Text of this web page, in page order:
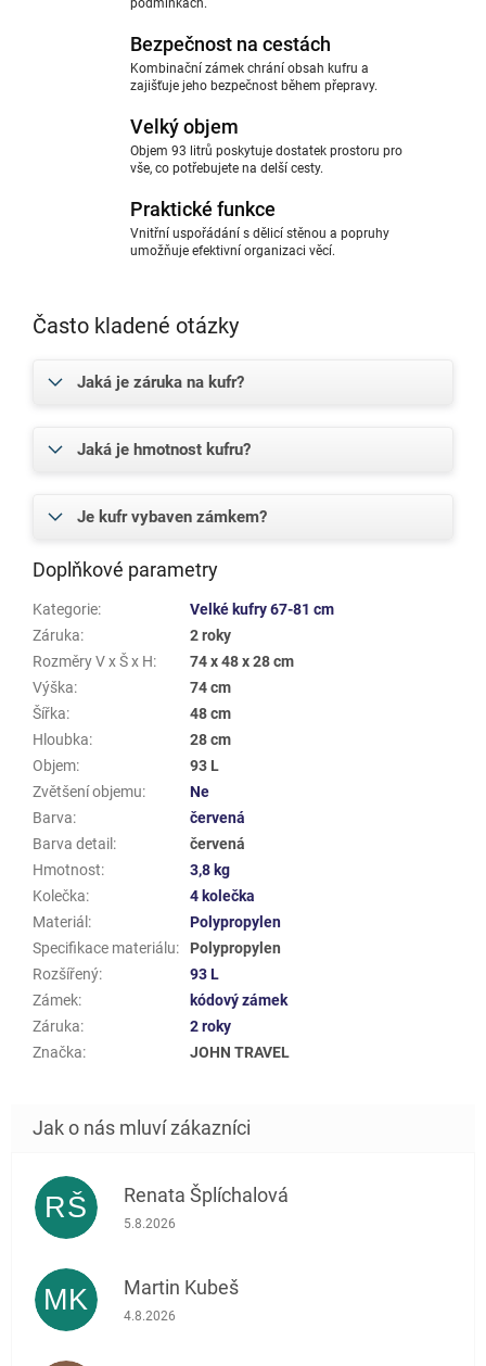
Bezpečnost na cestách
Kombinační zámek chrání obsah kufru a
zajišťuje jeho bezpečnost během přepravy.
Velký objem
Objem 93 litrů poskytuje dostatek prostoru pro
vše, co potřebujete na delší cesty.
Praktické funkce
Vnitřní uspořádání s dělicí stěnou a popruhy
umožňuje efektivní organizaci věcí.
Často kladené otázky
Jaká je záruka na kufr?
Jaká je hmotnost kufru?
Je kufr vybaven zámkem?
Doplňkové parametry
Kategorie:
Velké kufry 67-81 cm
Záruka:
2 roky
Rozměry V x Š x H:
74 x 48 x 28 cm
Výška:
74 cm
Šířka:
48 cm
Hloubka:
28 cm
Objem:
93 L
Zvětšení objemu:
Ne
Barva:
červená
Barva detail:
červená
Hmotnost:
3,8 kg
Kolečka:
4 kolečka
Materiál:
Polypropylen
Specifikace materiálu:
Polypropylen
Rozšířený:
93 L
Zámek:
kódový zámek
Záruka:
2 roky
Značka: JOHN TRAVEL
RŠ Renata Šplíchalová
Hodnocení obchodu je 5 z 5 hvězdiček.
5.8.2026
MK Martin Kubeš
Hodnocení obchodu je 5 z 5 hvězdiček.
4.8.2026